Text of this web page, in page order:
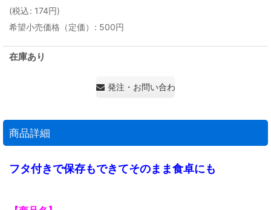
(税込: 174円)
希望小売価格（定価）
: 500円
在庫あり
発注・お問い合わせ・見積もり依頼
商品詳細
フタ付きで保存もできてそのまま食卓にも